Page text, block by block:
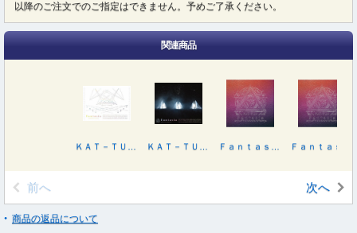
以降のご注文でのご指定はできません。予めご了承ください。
関連商品
前へ 次へ
商品の返品について